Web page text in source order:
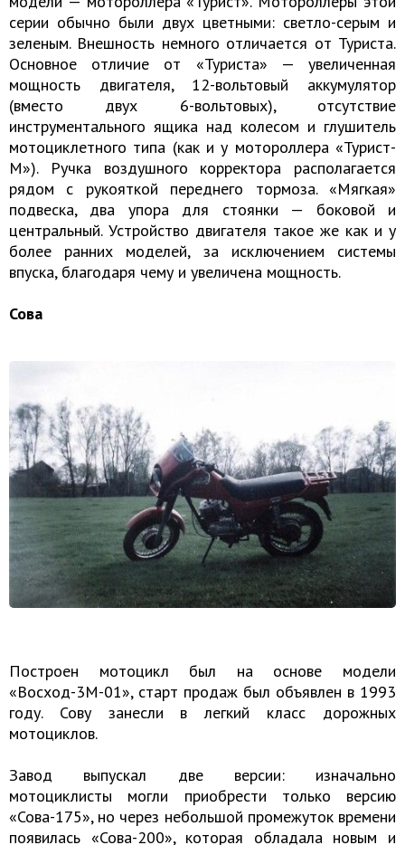
серии обычно были двух цветными: светло-серым и
зеленым. Внешность немного отличается от Туриста.
Основное отличие от «Туриста» — увеличенная
мощность двигателя, 12-вольтовый аккумулятор
(вместо двух 6-вольтовых), отсутствие
инструментального ящика над колесом и глушитель
мотоциклетного типа (как и у мотороллера «Турист-
М»). Ручка воздушного корректора располагается
рядом с рукояткой переднего тормоза. «Мягкая»
подвеска, два упора для стоянки — боковой и
центральный. Устройство двигателя такое же как и у
более ранних моделей, за исключением системы
впуска, благодаря чему и увеличена мощность.
Сова
Построен мотоцикл был на основе модели
«Восход-3М-01», старт продаж был объявлен в 1993
году. Сову занесли в легкий класс дорожных
мотоциклов.
Завод выпускал две версии: изначально
мотоциклисты могли приобрести только версию
«Сова-175», но через небольшой промежуток времени
появилась «Сова-200», которая обладала новым и